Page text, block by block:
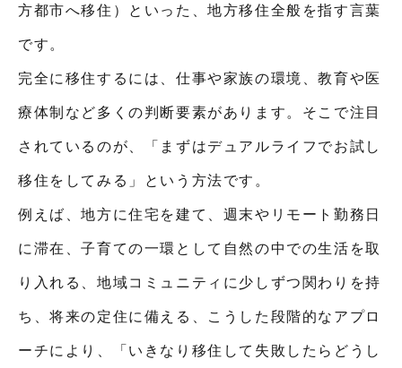
方都市へ移住）といった、地方移住全般を指す言葉
です。
完全に移住するには、仕事や家族の環境、教育や医
療体制など多くの判断要素があります。そこで注目
されているのが、「まずはデュアルライフでお試し
移住をしてみる」という方法です。
例えば、地方に住宅を建て、週末やリモート勤務日
に滞在、子育ての一環として自然の中での生活を取
り入れる、地域コミュニティに少しずつ関わりを持
ち、将来の定住に備える、こうした段階的なアプロ
ーチにより、「いきなり移住して失敗したらどうし